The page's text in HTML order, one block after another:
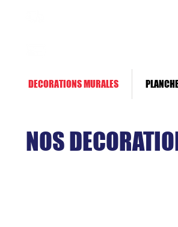
DECORATIONS MURALES
NOS